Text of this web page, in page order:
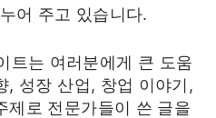
어 주고 있습니다.
트는 여러분에게 큰 도움
, 성장 산업, 창업 이야기,
제로 전문가들이 쓴 글을